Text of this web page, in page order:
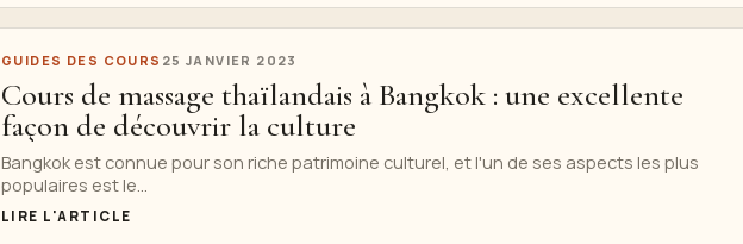
GUIDES DES COURS 25 JANVIER 2023
Cours de massage thaïlandais à Bangkok : une excellente
façon de découvrir la culture
Bangkok est connue pour son riche patrimoine culturel, et l'un de ses aspects les plus
populaires est le...
LIRE L'ARTICLE